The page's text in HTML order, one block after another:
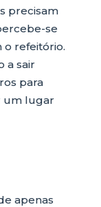
precisam
se
o refeitório.
a sair
para
um lugar
apenas